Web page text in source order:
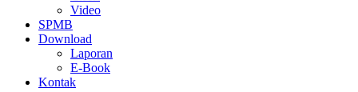
Video
SPMB
Download
Laporan
E-Book
Kontak